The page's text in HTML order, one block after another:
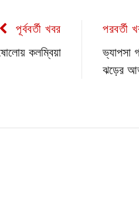
পূর্ববর্তী খবর
কলম্বিয়া
পরবর্তী
ভ্যাপসা
ঝড়ের